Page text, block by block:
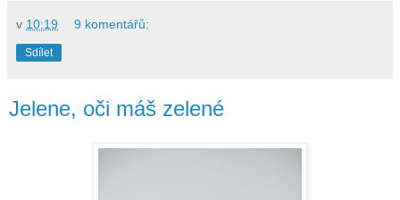
v 10:19 9 komentářů:
Sdílet
Jelene, oči máš zelené